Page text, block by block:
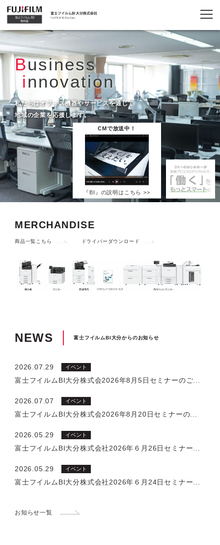
Business
innovation
私たちはオフィス機器やサービスを通じて
地域の企業を応援します。
MERCHANDISE
商品一覧こちら ドライバーダウンロード
CMで放送中！
『BI』の説明はこちら >>
NEWS 富士フイルムBI大分からのお知らせ
2026.07.29 イベント
富士フイルムBI大分株式会2026年8月5日セミナーのご...
2026.07.07 イベント
富士フイルムBI大分株式会2026年8月20日セミナーの...
2026.05.29 イベント
富士フイルムBI大分株式会社2026年６月26日セミナー...
2026.05.29 イベント
富士フイルムBI大分株式会社2026年６月24日セミナー...
お知らせ一覧